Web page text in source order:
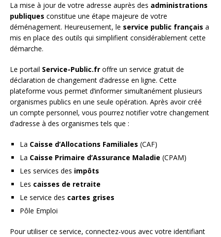
La mise à jour de votre adresse auprès des administrations
publiques constitue une étape majeure de votre
déménagement. Heureusement, le service public français a
mis en place des outils qui simplifient considérablement cette
démarche.
Le portail Service-Public.fr offre un service gratuit de
déclaration de changement d’adresse en ligne. Cette
plateforme vous permet d’informer simultanément plusieurs
organismes publics en une seule opération. Après avoir créé
un compte personnel, vous pourrez notifier votre changement
d’adresse à des organismes tels que :
La Caisse d’Allocations Familiales (CAF)
La Caisse Primaire d’Assurance Maladie (CPAM)
Les services des impôts
Les caisses de retraite
Le service des cartes grises
Pôle Emploi
Pour utiliser ce service, connectez-vous avec votre identifiant